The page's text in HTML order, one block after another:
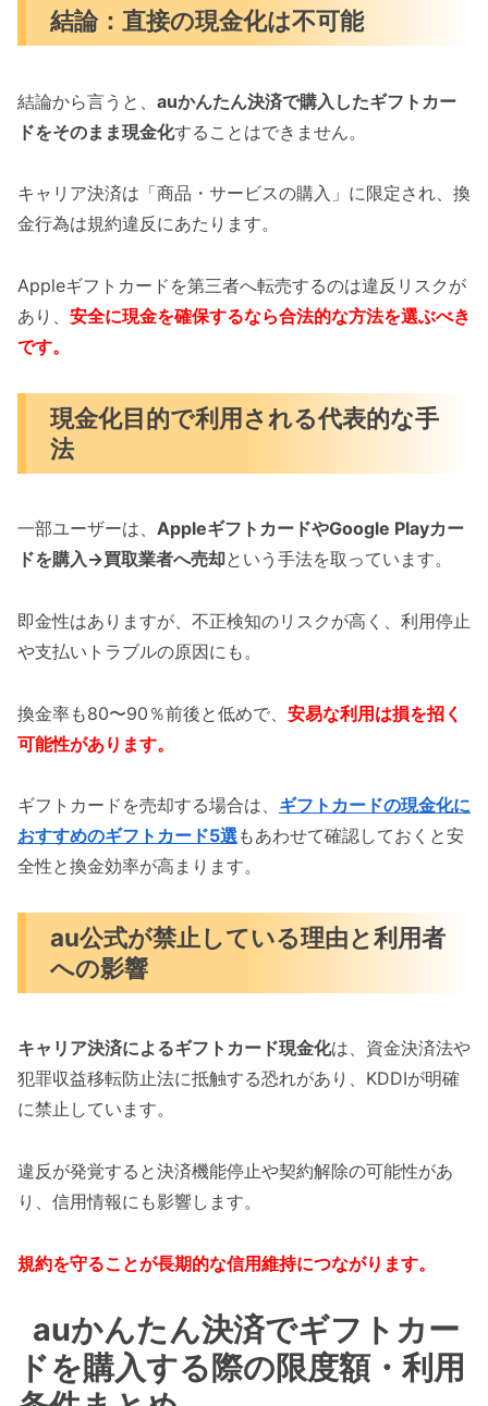
結論：直接の現金化は不可能
結論から言うと、 auかんたん決済で購入したギフトカー
ドをそのまま現金化することはできません。
キャリア決済は「商品・サービスの購入」に限定され、換
金行為は規約違反にあたります。
Appleギフトカードを第三者へ転売するのは違反リスクが
あり、 安全に現金を確保するなら合法的な方法を選ぶべき
です。
現金化目的で利用される代表的な手
法
一部ユーザーは、 AppleギフトカードやGoogle Playカー
ドを購入→買取業者へ売却という手法を取っています。
即金性はありますが、不正検知のリスクが高く、利用停止
や支払いトラブルの原因にも。
換金率も80〜90％前後と低めで、 安易な利用は損を招く
可能性があります。
ギフトカードを売却する場合は、 ギフトカードの現金化に
おすすめのギフトカード5選もあわせて確認しておくと安
全性と換金効率が高まります。
au公式が禁止している理由と利用者
への影響
キャリア決済によるギフトカード現金化は、資金決済法や
犯罪収益移転防止法に抵触する恐れがあり、KDDIが明確
に禁止しています。
違反が発覚すると決済機能停止や契約解除の可能性があ
り、信用情報にも影響します。
規約を守ることが長期的な信用維持につながります。
auかんたん決済でギフトカー
ドを購入する際の限度額・利用